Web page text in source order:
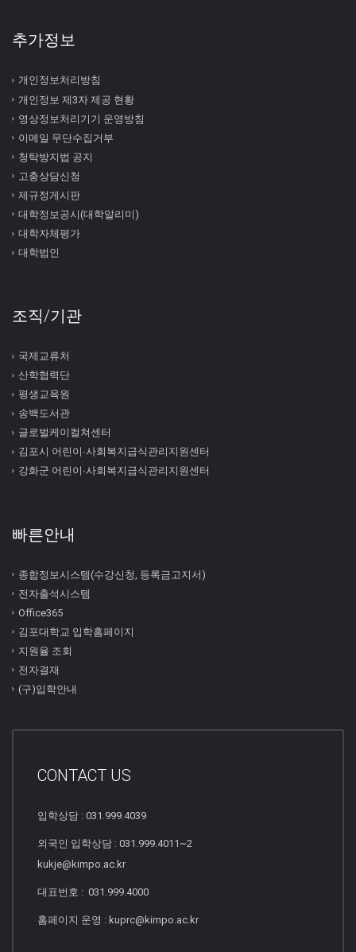
추가정보
개인정보처리방침
개인정보 제3자 제공 현황
영상정보처리기기 운영방침
이메일 무단수집거부
청탁방지법 공지
고충상담신청
제규정게시판
대학정보공시(대학알리미)
대학자체평가
대학법인
조직/기관
국제교류처
산학협력단
평생교육원
송백도서관
글로벌케이컬쳐센터
김포시 어린이∙사회복지급식관리지원센터
강화군 어린이∙사회복지급식관리지원센터
빠른안내
종합정보시스템(수강신청, 등록금고지서)
전자출석시스템
Office365
김포대학교 입학홈페이지
지원율 조회
전자결재
(구)입학안내
CONTACT US
입학상담 : 031.999.4039
외국인 입학상담 : 031.999.4011~2
kukje@kimpo.ac.kr
대표번호 : 031.999.4000
홈페이지 운영 : kuprc@kimpo.ac.kr